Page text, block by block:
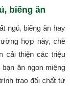
biếng ăn
ngủ, biếng ăn hay
hợp này, chè
cải thiện các triệu
ăn ngon miệng
trao đổi chất từ